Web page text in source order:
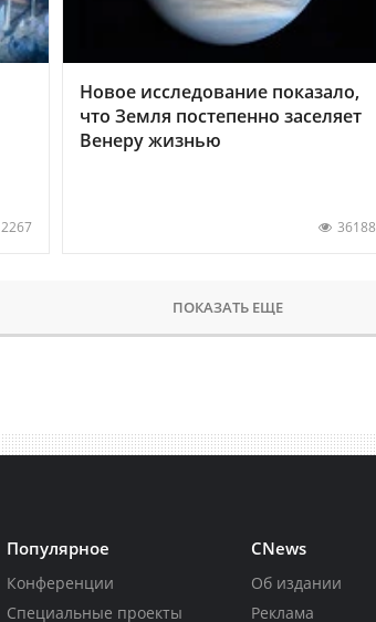
2267
Новое исследование показало,
что Земля постепенно заселяет
Венеру жизнью
36188
ПОКАЗАТЬ ЕЩЕ
Популярное
Конференции
Специальные проекты
CNews
Об издании
Реклама